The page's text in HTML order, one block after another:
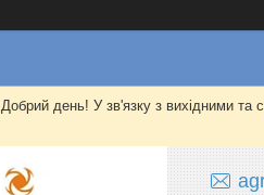
Добрий день! У зв'язку з вихідними та